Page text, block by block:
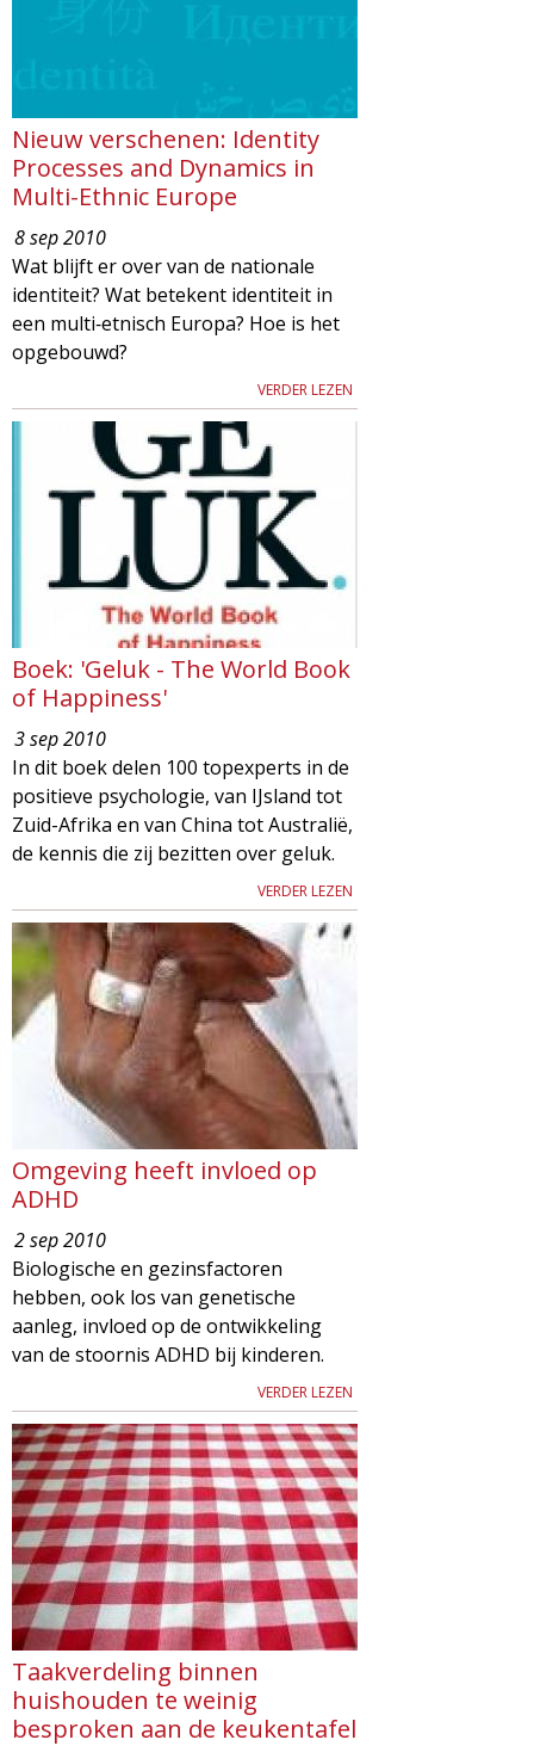
Nieuw verschenen: Identity
Processes and Dynamics in
Multi-Ethnic Europe
8 sep 2010
Wat blijft er over van de nationale
identiteit? Wat betekent identiteit in
een multi‐etnisch Europa? Hoe is het
opgebouwd?
VERDER LEZEN
Boek: 'Geluk - The World Book
of Happiness'
3 sep 2010
In dit boek delen 100 topexperts in de
positieve psychologie, van IJsland tot
Zuid-Afrika en van China tot Australië,
de kennis die zij bezitten over geluk.
VERDER LEZEN
Omgeving heeft invloed op
ADHD
2 sep 2010
Biologische en gezinsfactoren
hebben, ook los van genetische
aanleg, invloed op de ontwikkeling
van de stoornis ADHD bij kinderen.
VERDER LEZEN
Taakverdeling binnen
huishouden te weinig
besproken aan de keukentafel